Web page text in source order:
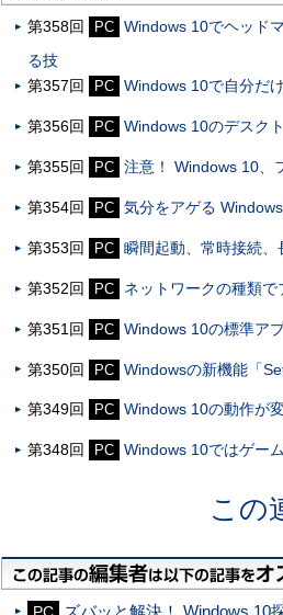
第358回 PC Windows 10でヘッド
る技
第357回
PC Windows 10で自分だ
第356回 PC Windows 10のデスク
第355回 PC 注意！ Windows 10、
第354回 PC 気分をアゲる
第353回 PC 瞬間起動、常時接続
第352回 PC ネットワークの種類
第351回 PC Windows 10の標準ア
第350回 PC Windowsの新機能「
第349回 PC Windows 10の動作が
第348回 PC Windows 10ではゲー
この